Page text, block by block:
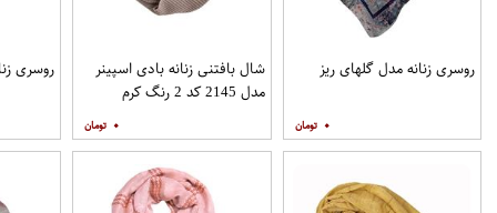
روسری زنانه مدل گلهای ریز
۰
شال بافتنی زنانه بادی اسپینر
مدل 2145 کد 2 رنگ کرم
۰
روسری